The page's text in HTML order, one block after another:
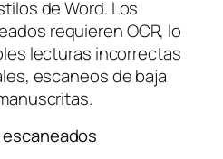
de Word. Los
requieren OCR, lo
lecturas incorrectas
escaneos de baja